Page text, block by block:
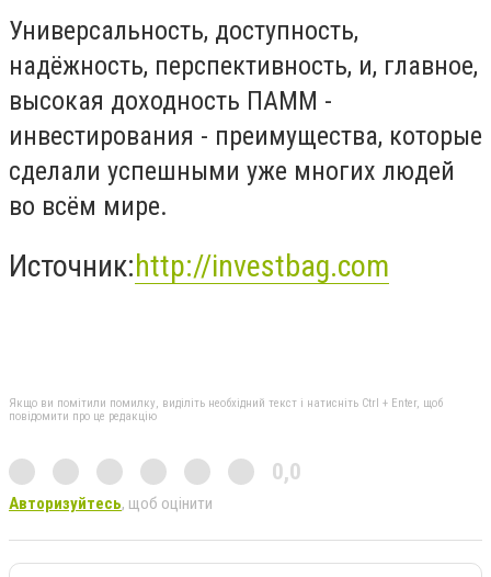
Универсальность, доступность,
надёжность, перспективность, и, главное,
высокая доходность ПАММ -
инвестирования - преимущества, которые
сделали успешными уже многих людей
во всём мире.
Источник:http://investbag.com
Якщо ви помітили помилку, виділіть необхідний текст і натисніть Ctrl + Enter, щоб
повідомити про це редакцію
0,0
Авторизуйтесь, щоб оцінити